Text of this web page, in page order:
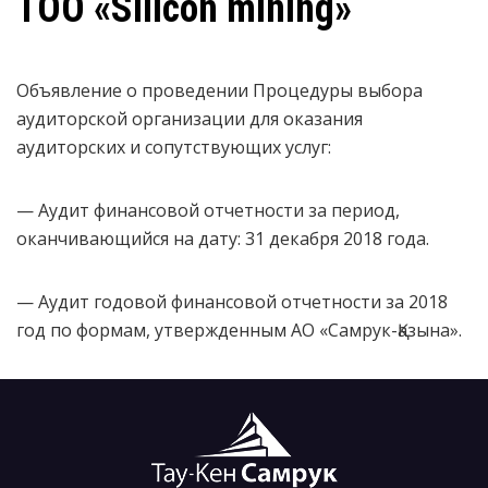
Объявление о проведении Процедуры выбора
аудиторской организации для оказания
аудиторских и сопутствующих услуг:
— Аудит финансовой отчетности за период,
оканчивающийся на дату: 31 декабря 2018 года.
— Аудит годовой финансовой отчетности за 2018
год по формам, утвержденным АО «Самрук-Қазына».